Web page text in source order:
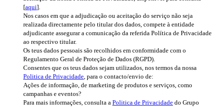
[aqui].
Nos casos em que a adjudicação ou aceitação do serviço não seja
realizada directamente pelo titular dos dados, compete à entidade
adjudicante assegurar a comunicação da referida Política de Privacidade
ao respectivo titular.
Os teus dados pessoais são recolhidos em conformidade com o
Regulamento Geral de Proteção de Dados (RGPD).
Consentes que os teus dados sejam utilizados, nos termos da nossa
Politica de Privacidade , para o contacto/envio de:
Ações de informação, de marketing de produtos e serviços, como
campanhas e eventos?
Para mais informações, consulta a Politica de Privacidade do Grupo